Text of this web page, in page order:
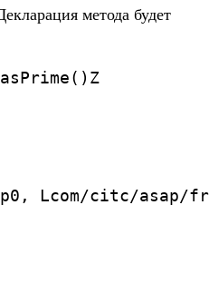
метода будет
Lcom/citc/asap/